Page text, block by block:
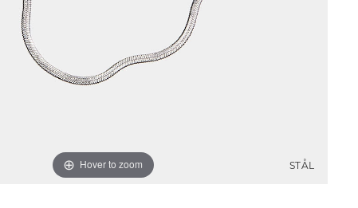
STÅL
Hover to zoom